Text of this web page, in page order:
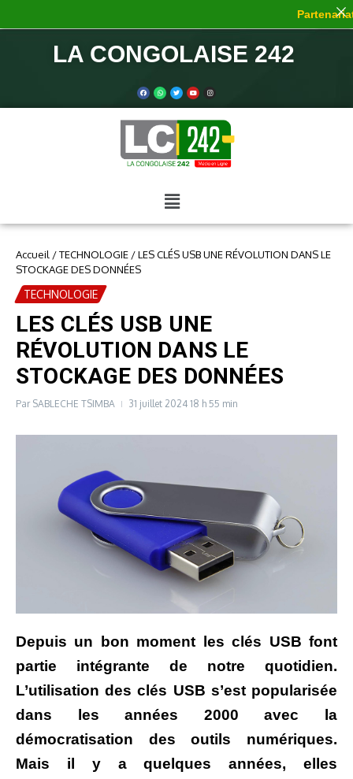
LA CONGOLAISE 242
Accueil /TECHNOLOGIE /LES CLÉS USB UNE RÉVOLUTION DANS LE
STOCKAGE DES DONNÉES
TECHNOLOGIE
LES CLÉS USB UNE
RÉVOLUTION DANS LE
STOCKAGE DES DONNÉES
Par SABLECHE TSIMBA 31 juillet 2024 18 h 55 min
Depuis un bon moment les clés USB font
partie intégrante de notre quotidien.
L’utilisation des clés USB s’est popularisée
dans les années 2000 avec la
démocratisation des outils numériques.
Mais il y a quelques années, elles
Partenariat